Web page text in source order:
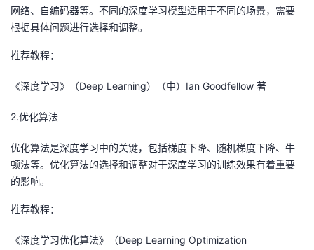
网络、自编码器等。不同的深度学习模型适用于不同的场景，需要
根据具体问题进行选择和调整。
推荐教程：
《深度学习》（Deep Learning）（中）Ian Goodfellow 著
2.优化算法
优化算法是深度学习中的关键，包括梯度下降、随机梯度下降、牛
顿法等。优化算法的选择和调整对于深度学习的训练效果有着重要
的影响。
推荐教程：
《深度学习优化算法》（Deep Learning Optimization